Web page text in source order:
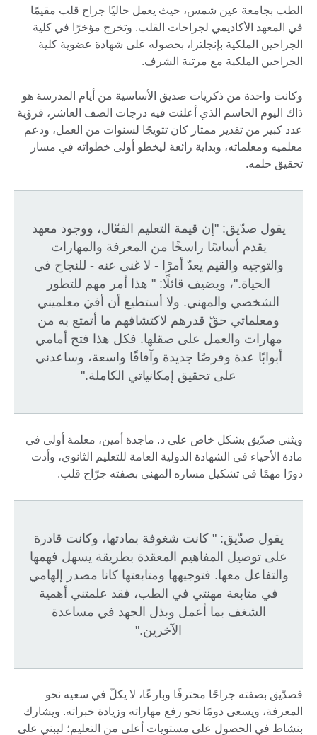
الطب بجامعة عين شمس، حيث يعمل حاليًا جراح قلب مقيمًا
في المعهد الأكاديمي لجراحات القلب. وتخرج مؤخرًا في كلية
الجراحين الملكية بإنجلترا، بحصوله على شهادة عضوية كلية
الجراحين الملكية مع مرتبة الشرف.
وكانت واحدة من ذكريات صديق الأساسية من أيام المدرسة هو
ذاك اليوم الحاسم الذي أعلنت فيه درجات الصف العاشر، فرؤية
عدد كبير من تقدير ممتاز كان تتويجًا لسنوات من العمل، ودعم
معلميه ومعلماته، وبداية رائعة ليخطو أولى خطواته في مسار
تحقيق حلمه.
يقول صدّيق: "إن قيمة التعليم الفعّال، ووجود معهد
يقدم أساسًا راسخًا من المعرفة والمهارات
والتوجيه والقيم يعدّ أمرًا - لا غنى عنه - للنجاح في
الحياة."، ويضيف قائلًا: " هذا أمر مهم للتطور
الشخصي والمهني. ولا أستطيع أن أفيَ معلميني
ومعلماتي حقّ قدرهم لاكتشافهم ما أتمتع به من
مهارات والعمل على صقلها. فكل هذا فتح أمامي
أبوابًا عدة وفرصًا جديدة وآفاقًا واسعة، وساعدني
على تحقيق إمكانياتي الكاملة."
ويثني صدّيق بشكل خاص على د. ماجدة أمين، معلمة أولى في
مادة الأحياء في الشهادة الدولية العامة للتعليم الثانوي، وأدت
دورًا مهمًا في تشكيل مساره المهني بصفته جرّاح قلب.
يقول صدّيق: " كانت شغوفة بمادتها، وكانت قادرة
على توصيل المفاهيم المعقدة بطريقة يسهل فهمها
والتفاعل معها. فتوجيهها ومتابعتها كانا مصدر إلهامي
في متابعة مهنتي في الطب، فقد علمتني أهمية
الشغف بما أعمل وبذل الجهد في مساعدة
الآخرين."
فصدّيق بصفته جراحًا محترفًا وبارعًا، لا يكلّ في سعيه نحو
المعرفة، ويسعى دومًا نحو رفع مهاراته وزيادة خبراته. ويشارك
بنشاط في الحصول على مستويات أعلى من التعليم؛ ليبني على